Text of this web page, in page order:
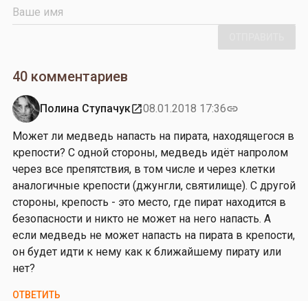
40 комментариев
Полина Ступачукopen_in_new08.01.2018 17:36link
Может ли медведь напасть на пирата, находящегося в
крепости? С одной стороны, медведь идёт напролом
через все препятствия, в том числе и через клетки
аналогичные крепости (джунгли, святилище). С другой
стороны, крепость - это место, где пират находится в
безопасности и никто не может на него напасть. А
если медведь не может напасть на пирата в крепости,
он будет идти к нему как к ближайшему пирату или
нет?
ОТВЕТИТЬ